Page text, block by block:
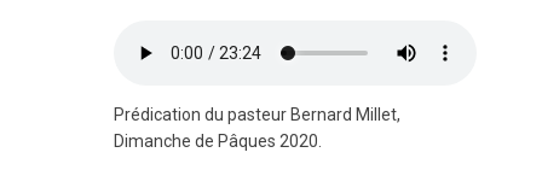
Prédication du pasteur Bernard Millet,
Dimanche de Pâques 2020.